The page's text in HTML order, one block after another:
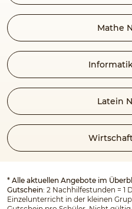
Mathe
Latein
* Alle aktuellen Angebote im
Gutschein: 2 Nachhilfestunden = 1
Einzelunterricht in der kleinen